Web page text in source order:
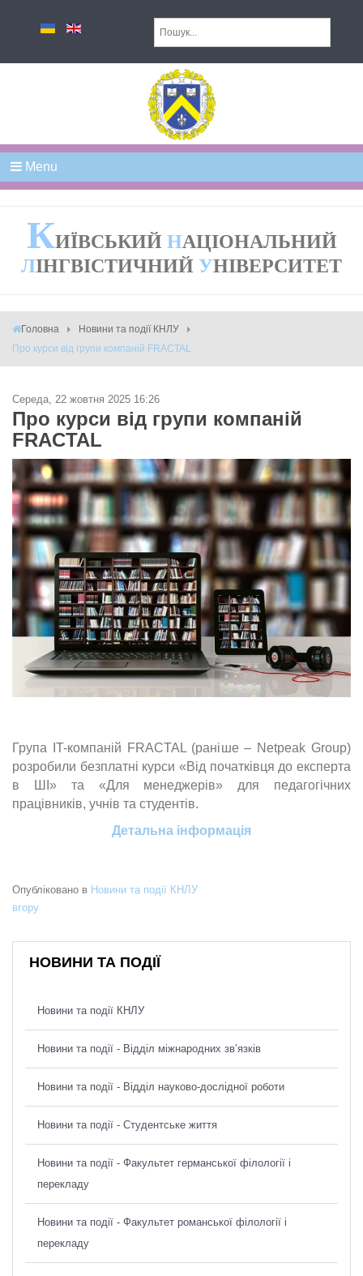
Menu
КИЇВСЬКИЙ НАЦІОНАЛЬНИЙ
ЛІНГВІСТИЧНИЙ УНІВЕРСИТЕТ
Головна
Новини та події КНЛУ
Про курси від групи компаній FRACTAL
Середа, 22 жовтня 2025 16:26
Про курси від групи компаній
FRACTAL
Група IT-компаній FRACTAL (раніше – Netpeak Group)
розробили безплатні курси «Від початківця до експерта
в ШІ» та «Для менеджерів» для педагогічних
працівників, учнів та студентів.
Детальна інформація
Опубліковано в Новини та події КНЛУ
вгору
НОВИНИ ТА ПОДІЇ
Новини та події КНЛУ
Новини та події - Відділ міжнародних зв’язків
Новини та події - Відділ науково-дослідної роботи
Новини та події - Студентське життя
Новини та події - Факультет германської філології і
перекладу
Новини та події - Факультет романської філології і
перекладу